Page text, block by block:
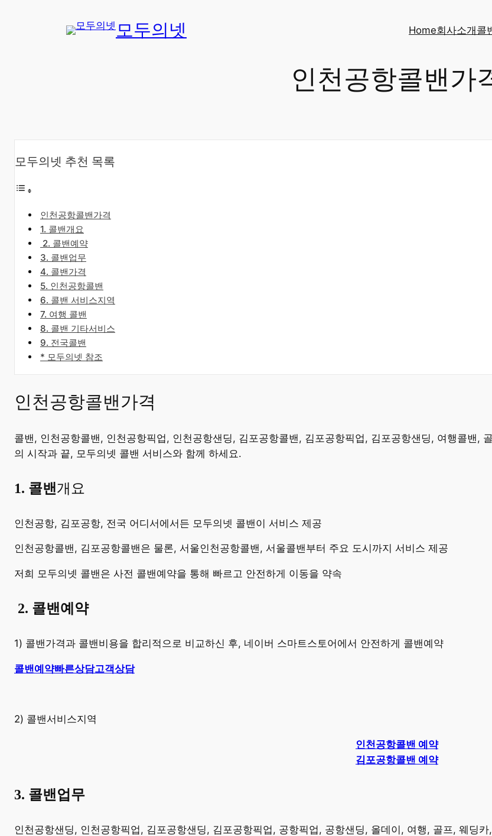
모두의넷 Home회사소개콜
인천공항콜밴가
모두의넷 추천 목록
인천공항콜밴가격
​1. 콜밴개요
​2. 콜밴예약
3. 콜밴업무
4. 콜밴가격
5. 인천공항콜밴
6. 콜밴 서비스지역
7. 여행 콜밴
8. 콜밴 기타서비스
9. 전국콜밴
* 모두의넷 참조
인천공항콜밴가격
콜밴, 인천공항콜밴, 인천공항픽업, 인천공항샌딩, 김포공항콜밴, 김포공항픽업, 김포공항샌딩, 여행콜밴,
의 시작과 끝, 모두의넷 콜밴 서비스와 함께 하세요.
​1. 콜밴개요
​인천공항, 김포공항, 전국 어디서에서든 모두의넷 콜밴이 서비스 제공
인천공항콜밴, 김포공항콜밴은 물론, 서울인천공항콜밴, 서울콜밴부터 주요 도시까지 서비스 제공
저희 모두의넷 콜밴은 사전 콜밴예약을 통해 빠르고 안전하게 이동을 약속
2. 콜밴예약
1) 콜밴가격과 콜밴비용을 합리적으로 비교하신 후, 네이버 스마트스토어에서 안전하게 콜밴예약
콜밴예약빠른상담고객상담
2) 콜밴서비스지역
인천공항콜밴 예약
김포공항콜밴 예약
3. 콜밴업무
인천공항샌딩, 인천공항픽업, 김포공항샌딩, 김포공항픽업, 공항픽업, 공항샌딩, 올데이, 여행, 골프, 웨딩